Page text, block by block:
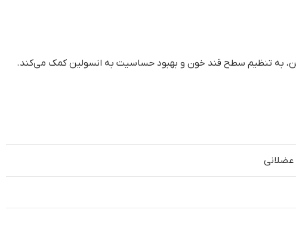
به تنظیم سطح قند خون و بهبود حساسیت به انسولین کمک می‌کند.
عضلانی